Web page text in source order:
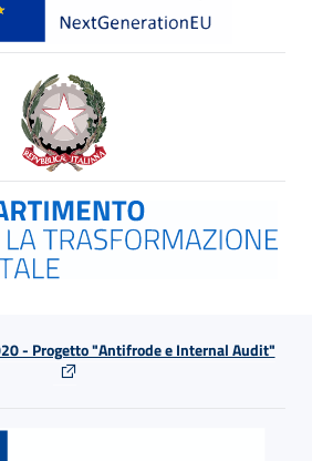
- Progetto "Antifrode e Internal Audit"